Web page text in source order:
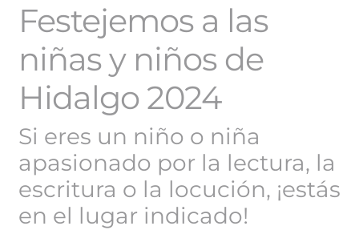
Festejemos a las
niñas y niños de
Hidalgo 2024
Si eres un niño o niña
apasionado por la lectura, la
escritura o la locución, ¡estás
en el lugar indicado!